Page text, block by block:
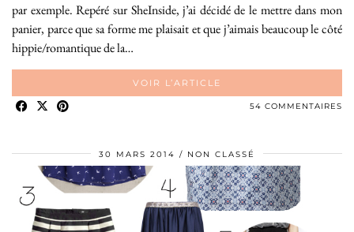
par exemple. Repéré sur SheInside, j’ai décidé de le mettre dans mon
panier, parce que sa forme me plaisait et que j’aimais beaucoup le côté
hippie/romantique de la…
VOIR L’ARTICLE
54 COMMENTAIRES
30 MARS 2014 NON CLASSÉ